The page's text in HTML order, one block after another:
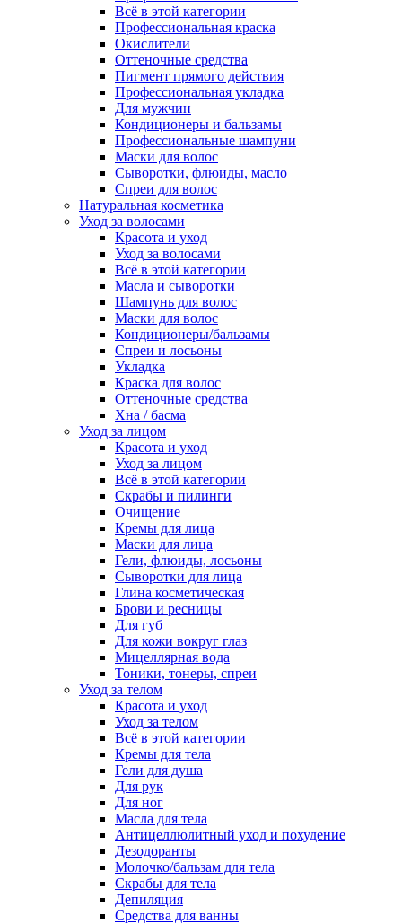
Всё в этой категории
Профессиональная краска
Окислители
Оттеночные средства
Пигмент прямого действия
Профессиональная укладка
Для мужчин
Кондиционеры и бальзамы
Профессиональные шампуни
Маски для волос
Сыворотки, флюиды, масло
Спреи для волос
Натуральная косметика
Уход за волосами
Красота и уход
Уход за волосами
Всё в этой категории
Масла и сыворотки
Шампунь для волос
Маски для волос
Кондиционеры/бальзамы
Спреи и лосьоны
Укладка
Краска для волос
Оттеночные средства
Хна / басма
Уход за лицом
Красота и уход
Уход за лицом
Всё в этой категории
Скрабы и пилинги
Очищение
Кремы для лица
Маски для лица
Гели, флюиды, лосьоны
Сыворотки для лица
Глина косметическая
Брови и ресницы
Для губ
Для кожи вокруг глаз
Мицеллярная вода
Тоники, тонеры, спреи
Уход за телом
Красота и уход
Уход за телом
Всё в этой категории
Кремы для тела
Гели для душа
Для рук
Для ног
Масла для тела
Антицеллюлитный уход и похудение
Дезодоранты
Молочко/бальзам для тела
Скрабы для тела
Депиляция
Средства для ванны